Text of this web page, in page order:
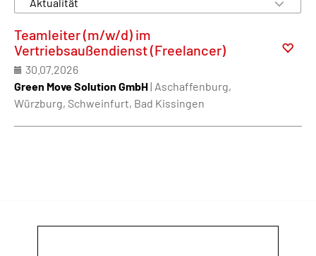
Teamleiter (m/w/d) im
Vertriebsaußendienst (Freelancer)
30.07.2026
Green Move Solution GmbH| Aschaffenburg,
Würzburg, Schweinfurt, Bad Kissingen